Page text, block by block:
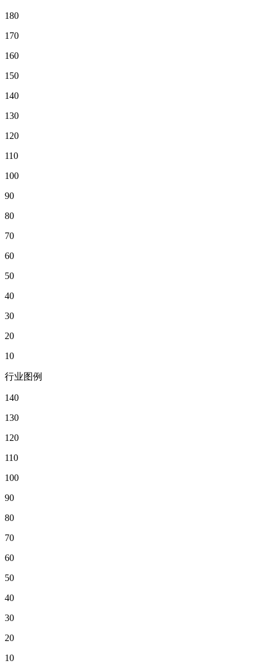
180
170
160
150
140
130
120
110
100
90
80
70
60
50
40
30
20
10
行业图例
140
130
120
110
100
90
80
70
60
50
40
30
20
10